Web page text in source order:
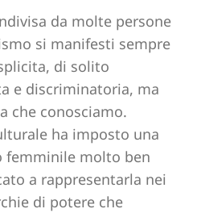
da molte persone
si manifesti sempre
di solito
e discriminatoria, ma
che conosciamo.
ha imposto una
femminile molto ben
a rappresentarla nei
di potere che